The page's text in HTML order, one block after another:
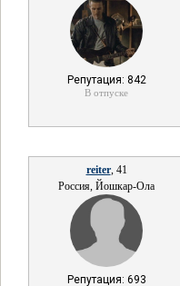
Репутация: 842
В отпуске
reiter, 41
Россия, Йошкар-Ола
Репутация: 693